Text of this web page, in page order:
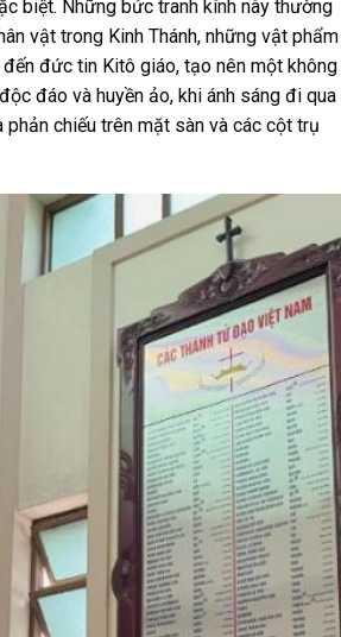
biệt. Những bức tranh kính này thường
vật trong Kinh Thánh, những vật phẩm
đức tin Kitô giáo, tạo nên một không
đáo và huyền ảo, khi ánh sáng đi qua
phản chiếu trên mặt sàn và các cột trụ